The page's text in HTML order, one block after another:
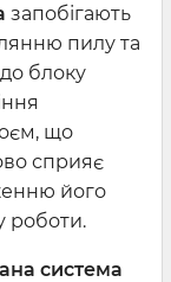
запобігають
пилу та
блоку
що
сприяє
його
роботи.
система